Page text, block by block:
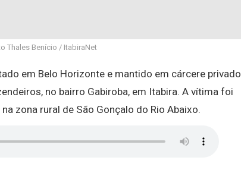
Thales Benício / ItabiraNet
em Belo Horizonte e mantido em cárcere privado
no bairro Gabiroba, em Itabira. A vítima foi
zona rural de São Gonçalo do Rio Abaixo.